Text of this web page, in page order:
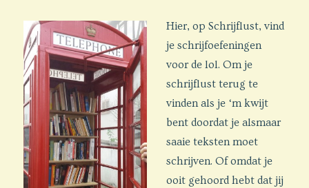
2
Hier, op Schrijflust, vind
je schrijfoefeningen
voor de lol. Om je
schrijflust terug te
vinden als je ‘m kwijt
bent doordat je alsmaar
saaie teksten moet
schrijven. Of omdat je
ooit gehoord hebt dat jij